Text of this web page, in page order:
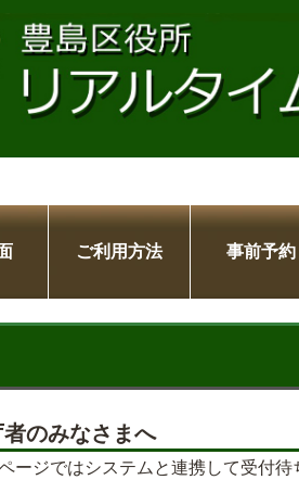
ご利用方法 事前予約
のみなさまへ
ページではシステムと連携して受付